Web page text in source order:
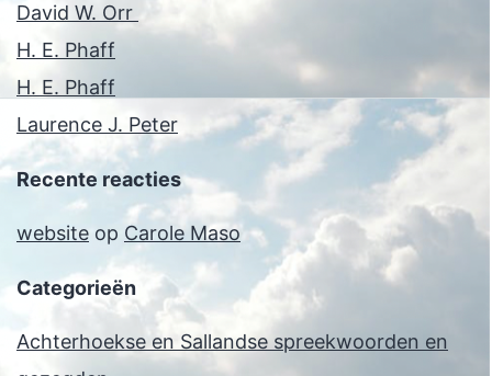
David W. Orr
H. E. Phaff
H. E. Phaff
Laurence J. Peter
Recente reacties
website op Carole Maso
Categorieën
Achterhoekse en Sallandse spreekwoorden en